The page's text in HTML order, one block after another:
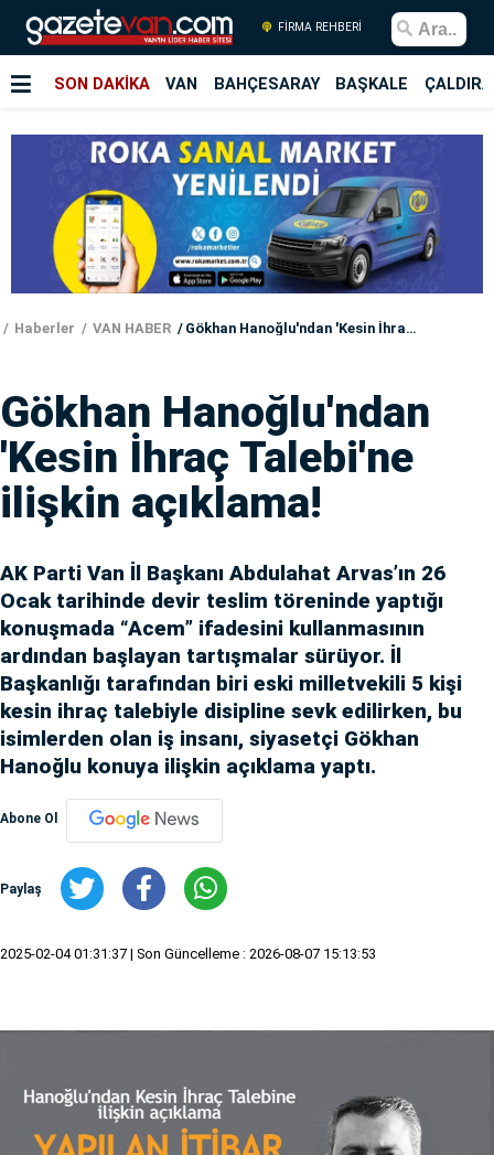
FİRMA REHBERİ
SON DAKİKA VAN BAHÇESARAY BAŞKALE
Haberler VAN HABER Gökhan Hanoğlu'ndan 'Kesin İhraç Talebi'ne ilişkin açıklama!
Gökhan Hanoğlu'ndan
'Kesin İhraç Talebi'ne
ilişkin açıklama!
AK Parti Van İl Başkanı Abdulahat Arvas’ın 26
Ocak tarihinde devir teslim töreninde yaptığı
konuşmada “Acem” ifadesini kullanmasının
ardından başlayan tartışmalar sürüyor. İl
Başkanlığı tarafından biri eski milletvekili 5 kişi
kesin ihraç talebiyle disipline sevk edilirken, bu
isimlerden olan iş insanı, siyasetçi Gökhan
Hanoğlu konuya ilişkin açıklama yaptı.
Abone Ol
Paylaş
2025-02-04 01:31:37 | Son Güncelleme : 2026-08-07 15:13:53